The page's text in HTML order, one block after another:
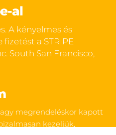
al
A kényelmes és
a STRIPE
South San Francisco,
megrendeléskor kapott
kezeljük,